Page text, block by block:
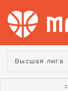
Турнир:
Высшая лига